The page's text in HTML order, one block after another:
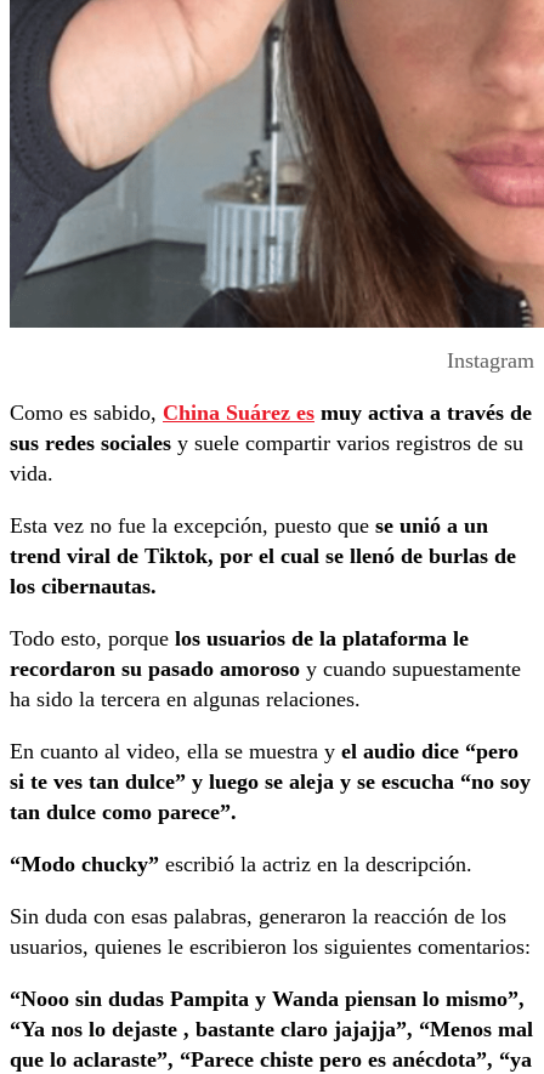
Instagram
Como es sabido, China Suárez es muy activa a través de
sus redes sociales y suele compartir varios registros de su
vida.
Esta vez no fue la excepción, puesto que se unió a un
trend viral de Tiktok, por el cual se llenó de burlas de
los cibernautas.
Todo esto, porque los usuarios de la plataforma le
recordaron su pasado amoroso y cuando supuestamente
ha sido la tercera en algunas relaciones.
En cuanto al video, ella se muestra y el audio dice “pero
si te ves tan dulce” y luego se aleja y se escucha “no soy
tan dulce como parece”.
“Modo chucky” escribió la actriz en la descripción.
Sin duda con esas palabras, generaron la reacción de los
usuarios, quienes le escribieron los siguientes comentarios:
“Nooo sin dudas Pampita y Wanda piensan lo mismo”,
“Ya nos lo dejaste , bastante claro jajajja”, “Menos mal
que lo aclaraste”, “Parece chiste pero es anécdota”, “ya